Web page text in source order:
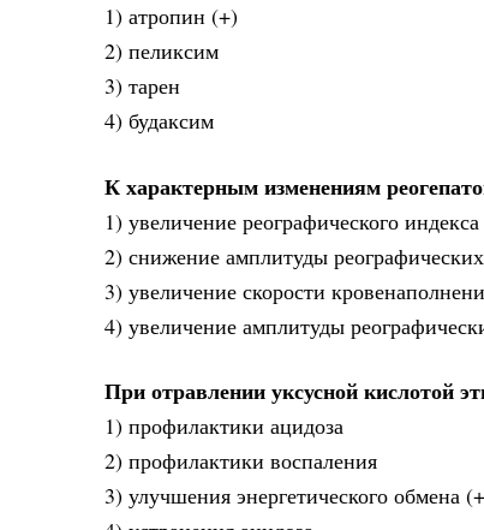
1) атропин (+)
2) пеликсим
3) тарен
4) будаксим
К характерным изменениям
1) увеличение реографического индекса
2) снижение амплитуды
3) увеличение скорости
4) увеличение амплитуды
При отравлении уксусной кислотой
1) профилактики ацидоза
2) профилактики воспаления
3) улучшения энергетического обмена